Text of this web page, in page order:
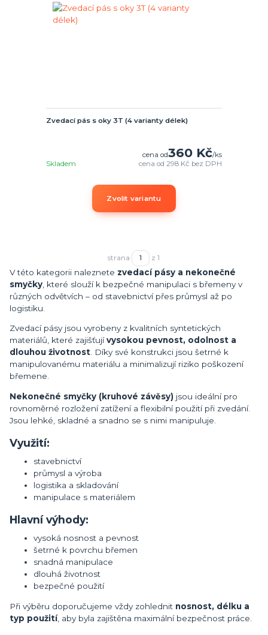
Zvedací pás s oky 3T (4 varianty délek)
cena od360 Kč/ks
cena od298 Kč bez DPH
Skladem
Zvolit variantu
strana z 1
V této kategorii naleznete zvedací pásy a nekonečné
smyčky , které slouží k bezpečné manipulaci s břemeny v
různých odvětvích – od stavebnictví přes průmysl až po
logistiku.
Zvedací pásy jsou vyrobeny z kvalitních syntetických
materiálů, které zajišťujívysokou pevnost, odolnost a
dlouhou životnost. Díky své konstrukci jsou šetrné k
manipulovanému materiálu a minimalizují riziko poškození
břemene.
Nekonečné smyčky (kruhové závěsy) jsou ideální pro
rovnoměrné rozložení zatížení a flexibilní použití při zvedání.
Jsou lehké, skladné a snadno se s nimi manipuluje.
Využití:
stavebnictví
průmysl a výroba
logistika a skladování
manipulace s materiálem
Hlavní výhody:
vysoká nosnost a pevnost
šetrné k povrchu břemen
snadná manipulace
dlouhá životnost
bezpečné použití
Při výběru doporučujeme vždy zohlednit nosnost, délku a
typ použití, aby byla zajištěna maximální bezpečnost práce.